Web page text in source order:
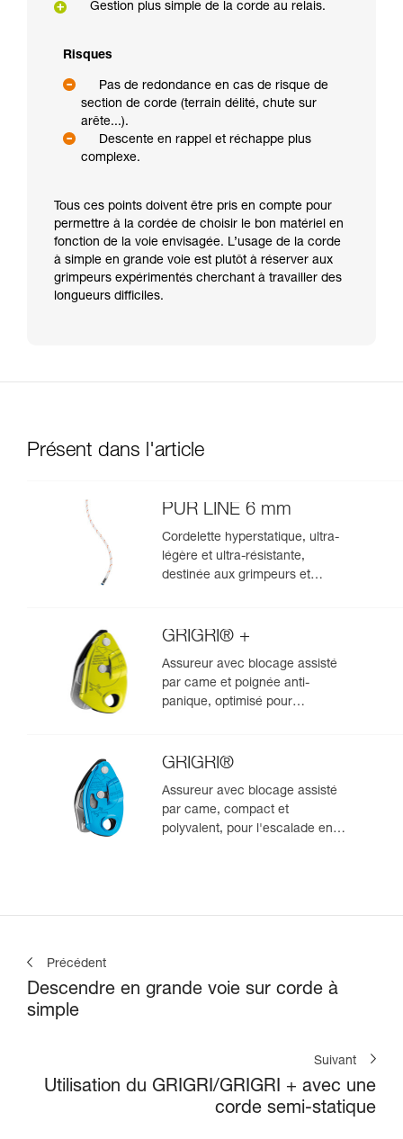
Gestion plus simple de la corde au relais.
Risques
Pas de redondance en cas de risque de
section de corde (terrain délité, chute sur
arête...).
Descente en rappel et réchappe plus
complexe.
Tous ces points doivent être pris en compte pour
permettre à la cordée de choisir le bon matériel en
fonction de la voie envisagée. L’usage de la corde
à simple en grande voie est plutôt à réserver aux
grimpeurs expérimentés cherchant à travailler des
longueurs difficiles.
Présent dans l'article
PUR LINE 6 mm
Cordelette hyperstatique, ultra-
légère et ultra-résistante,
destinée aux grimpeurs et
de descente en rappel
GRIGRI® +
Assureur avec blocage assisté
par came et poignée anti-
panique, optimisé pour
GRIGRI®
Assureur avec blocage assisté
par came, compact et
polyvalent, pour l'escalade en
Précédent
Descendre en grande voie sur corde à
simple
Suivant
Utilisation du GRIGRI/GRIGRI + avec une
corde semi-statique